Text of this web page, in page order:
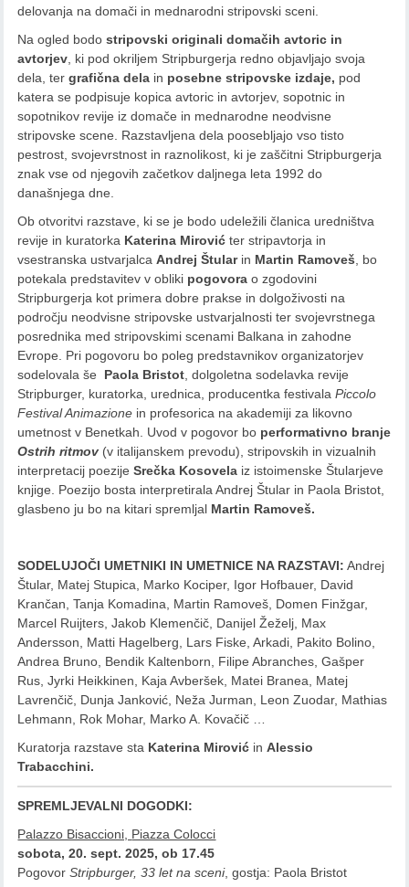
delovanja na domači in mednarodni stripovski sceni.
Na ogled bodostripovski originali domačih avtoric in
avtorjev , ki pod okriljem Stripburgerja redno objavljajo svoja
dela, tergrafična dela in posebne stripovske izdaje, pod
katera se podpisuje kopica avtoric in avtorjev, sopotnic in
sopotnikov revije iz domače in mednarodne neodvisne
stripovske scene. Razstavljena dela poosebljajo vso tisto
pestrost, svojevrstnost in raznolikost, ki je zaščitni Stripburgerja
znak vse od njegovih začetkov daljnega leta 1992 do
današnjega dne.
Ob otvoritvi razstave, ki se je bodo udeležili članica uredništva
revije in kuratorka Katerina Mirović ter stripavtorja in
vsestranska ustvarjalcaAndrej Štularin Martin Ramoveš , bo
potekala predstavitev v obliki pogovora o zgodovini
Stripburgerja kot primera dobre prakse in dolgoživosti na
področju neodvisne stripovske ustvarjalnosti ter svojevrstnega
posrednika med stripovskimi scenami Balkana in zahodne
Evrope. Pri pogovoru bo poleg predstavnikov organizatorjev
sodelovala še Paola Bristot , dolgoletna sodelavka revije
Stripburger, kuratorka, urednica, producentka festivalaPiccolo
Festival Animazione in profesorica na akademiji za likovno
umetnost v Benetkah. Uvod v pogovor bo performativno branje
Ostrih ritmov (v italijanskem prevodu), stripovskih in vizualnih
interpretacij poezijeSrečka Kosovela iz istoimenske Štularjeve
knjige. Poezijo bosta interpretirala Andrej Štular in Paola Bristot,
glasbeno ju bo na kitari spremljal Martin Ramoveš.
SODELUJOČI UMETNIKI IN UMETNICE NA RAZSTAVI: Andrej
Štular, Matej Stupica, Marko Kociper, Igor Hofbauer, David
Krančan, Tanja Komadina, Martin Ramoveš, Domen Finžgar,
Marcel Ruijters, Jakob Klemenčič, Danijel Žeželj, Max
Andersson, Matti Hagelberg, Lars Fiske, Arkadi, Pakito Bolino,
Andrea Bruno, Bendik Kaltenborn, Filipe Abranches, Gašper
Rus, Jyrki Heikkinen, Kaja Avberšek, Matei Branea, Matej
Lavrenčič, Dunja Janković, Neža Jurman, Leon Zuodar, Mathias
Lehmann, Rok Mohar, Marko A. Kovačič …
Kuratorja razstave sta Katerina Mirović inAlessio
Trabacchini.
SPREMLJEVALNI DOGODKI:
Palazzo Bisaccioni, Piazza Colocci
sobota, 20. sept. 2025, ob 17.45
PogovorStripburger, 33 let na sceni, gostja: Paola Bristot